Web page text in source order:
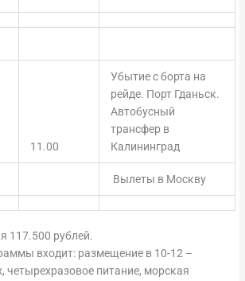
11.00
Убытие с борта на
рейде. Порт Гданьск.
Автобусный
трансфер в
Калининград
Вылеты в Москву
117.500 рублей.
входит: размещение в 10-12 –
четырехразовое питание, морская